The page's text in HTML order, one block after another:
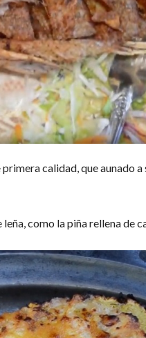
calidad, que aunado a
como la piña rellena de